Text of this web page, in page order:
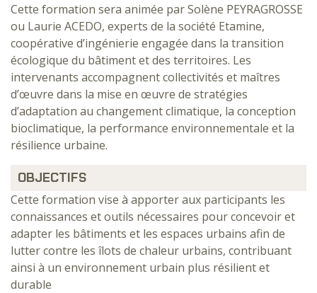
Cette formation sera animée par Solène PEYRAGROSSE
ou Laurie ACEDO, experts de la société Etamine,
coopérative d’ingénierie engagée dans la transition
écologique du bâtiment et des territoires. Les
intervenants accompagnent collectivités et maîtres
d’œuvre dans la mise en œuvre de stratégies
d’adaptation au changement climatique, la conception
bioclimatique, la performance environnementale et la
résilience urbaine.
OBJECTIFS
Cette formation vise à apporter aux participants les
connaissances et outils nécessaires pour concevoir et
adapter les bâtiments et les espaces urbains afin de
lutter contre les îlots de chaleur urbains, contribuant
ainsi à un environnement urbain plus résilient et
durable